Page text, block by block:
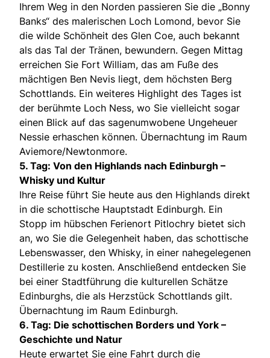
Ihrem Weg in den Norden passieren Sie die „Bonny
Banks“ des malerischen Loch Lomond, bevor Sie
die wilde Schönheit des Glen Coe, auch bekannt
als das Tal der Tränen, bewundern. Gegen Mittag
erreichen Sie Fort William, das am Fuße des
mächtigen Ben Nevis liegt, dem höchsten Berg
Schottlands. Ein weiteres Highlight des Tages ist
der berühmte Loch Ness, wo Sie vielleicht sogar
einen Blick auf das sagenumwobene Ungeheuer
Nessie erhaschen können. Übernachtung im Raum
Aviemore/Newtonmore.
5. Tag: Von den Highlands nach Edinburgh –
Whisky und Kultur
Ihre Reise führt Sie heute aus den Highlands direkt
in die schottische Hauptstadt Edinburgh. Ein
Stopp im hübschen Ferienort Pitlochry bietet sich
an, wo Sie die Gelegenheit haben, das schottische
Lebenswasser, den Whisky, in einer nahegelegenen
Destillerie zu kosten. Anschließend entdecken Sie
bei einer Stadtführung die kulturellen Schätze
Edinburghs, die als Herzstück Schottlands gilt.
Übernachtung im Raum Edinburgh.
6. Tag: Die schottischen Borders und York –
Geschichte und Natur
Heute erwartet Sie eine Fahrt durch die